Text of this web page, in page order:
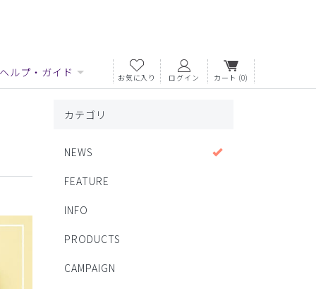
ヘルプ・ガイド お気に入り ログイン カート (0)
カテゴリ
NEWS
FEATURE
INFO
PRODUCTS
CAMPAIGN